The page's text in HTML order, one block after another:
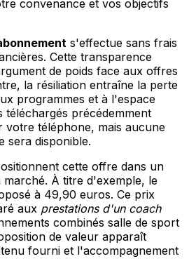
convenance et vos objectifs
s'effectue sans frais
Cette transparence
de poids face aux offres
la résiliation entraîne la perte
programmes et à l'espace
téléchargés précédemment
votre téléphone, mais aucune
sera disponible.
cette offre dans un
marché. À titre d'exemple, le
à 49,90 euros. Ce prix
aux prestations d'un coach
combinés salle de sport
de valeur apparaît
fourni et l'accompagnement